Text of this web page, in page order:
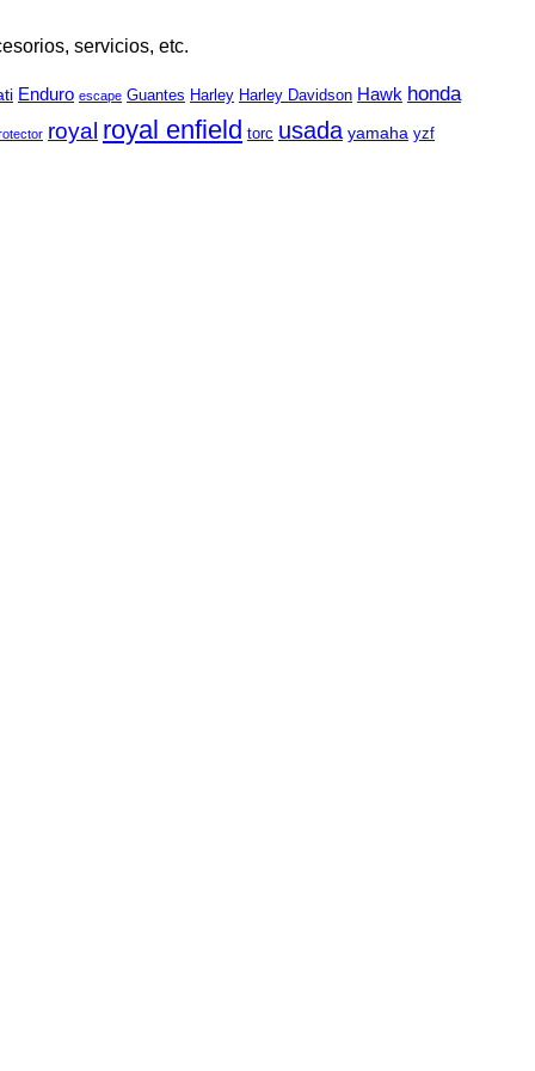
servicios, etc.
Enduro escape Guantes Harley Harley Davidson Hawk honda
royal royal enfield torc usada yamaha yzf